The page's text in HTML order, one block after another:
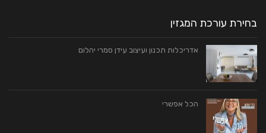
בחירת עורכת המגזין
אדריכלות תכנון ועיצוב עידן סמרי יהלום
הכל אפשרי